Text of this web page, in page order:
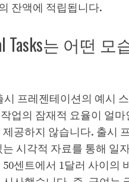
잔액에 적립됩니다.
Tasks는 어떤 모
프레젠테이션의 예시
업의 잠재적 요율이 얼마
공하지 않습니다. 출시
시각적 자료를 통해 일
센트에서 1달러 사이의